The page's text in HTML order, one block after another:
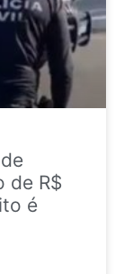
de R$
é